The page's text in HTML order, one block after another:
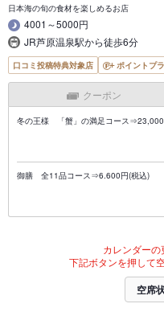
日本海の旬の食材を楽しめるお店
4001～5000円
JR芦原温泉駅から徒歩6分
口コミ投稿特典対象店 ポイントプ
クーポン
冬の王様 「蟹」の満足コース⇒23,000
御膳 全11品コース⇒6.600円(税込)
カレンダーの
下記ボタンを押して
空席